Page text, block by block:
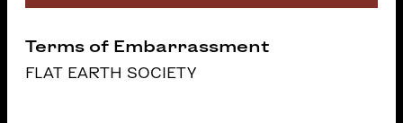
Terms of Embarrassment
FLAT EARTH SOCIETY